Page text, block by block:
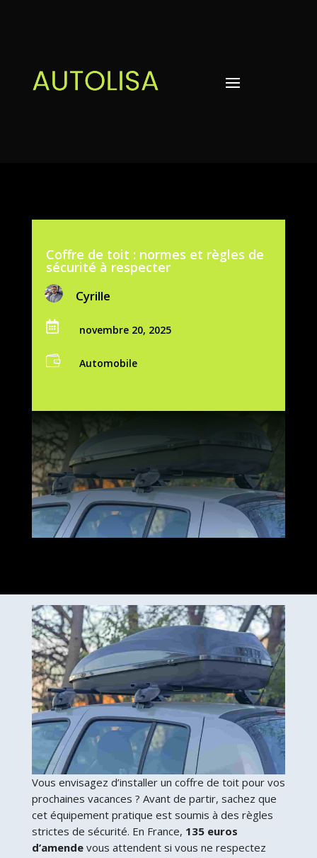
Coffre de toit : normes et règles de
sécurité à respecter
Cyrille
 novembre 20, 2025
 Automobile
Vous envisagez d’installer un coffre de toit pour vos
prochaines vacances ? Avant de partir, sachez que
cet équipement pratique est soumis à des règles
strictes de sécurité. En France, 135 euros
d’amendevous attendent si vous ne respectez